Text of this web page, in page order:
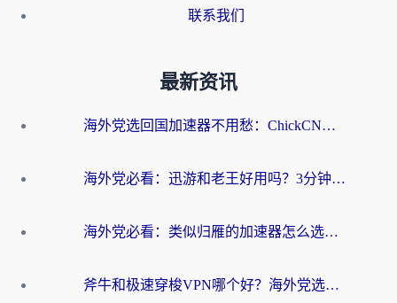
联系我们
最新资讯
海外党选回国加速器不用愁：ChickCN和洞见哪个好？一篇搞定所有疑问
海外党必看：迅游和老王好用吗？3分钟选对加速国内网络的加速器
海外党必看：类似归雁的加速器怎么选？一篇搞定无缝访问国内资源
斧牛和极速穿梭VPN哪个好？海外党选回国加速器必看的真实对比与避坑指南